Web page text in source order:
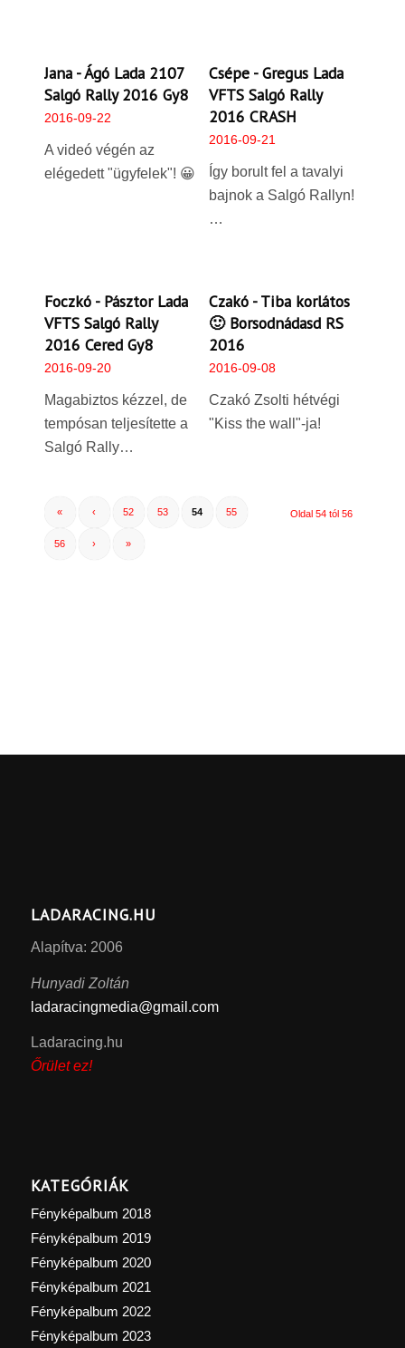
Jana - Ágó Lada 2107
Salgó Rally 2016 Gy8
2016-09-22
A videó végén az
elégedett "ügyfelek"! 😀
Csépe - Gregus Lada
VFTS Salgó Rally
2016 CRASH
2016-09-21
Így borult fel a tavalyi
bajnok a Salgó Rallyn!
…
Foczkó - Pásztor Lada
VFTS Salgó Rally
2016 Cered Gy8
2016-09-20
Magabiztos kézzel, de
tempósan teljesítette a
Salgó Rally…
Czakó - Tiba korlátos
🙂 Borsodnádasd RS
2016
2016-09-08
Czakó Zsolti hétvégi
"Kiss the wall"-ja!
Oldal 54 tól 56
« ‹ 52 53 54 55
56 › »
LADARACING.HU
Alapítva: 2006
Hunyadi Zoltán
ladaracingmedia@gmail.com
Ladaracing.hu
Őrület ez!
KATEGÓRIÁK
Fényképalbum 2018
Fényképalbum 2019
Fényképalbum 2020
Fényképalbum 2021
Fényképalbum 2022
Fényképalbum 2023